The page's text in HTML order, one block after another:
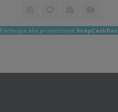
Partecipa alla promozione